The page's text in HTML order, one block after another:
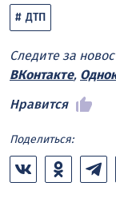
ДТП
Следите за
ВКонтакте,
Нравится
Поделиться: